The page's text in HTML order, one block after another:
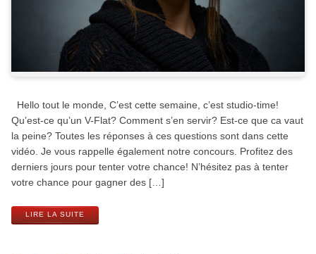
Hello tout le monde, C’est cette semaine, c’est studio-time!
Qu’est-ce qu’un V-Flat? Comment s’en servir? Est-ce que ca vaut
la peine? Toutes les réponses à ces questions sont dans cette
vidéo. Je vous rappelle également notre concours. Profitez des
derniers jours pour tenter votre chance! N’hésitez pas à tenter
votre chance pour gagner des […]
LIRE LA SUITE